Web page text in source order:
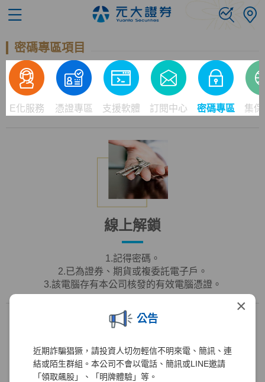
×
公告
近期詐騙猖獗，請投資人切勿輕信不明來電、簡訊、連
結或陌生群組。本公司不會以電話、簡訊或LINE邀請
「領取飆股」、「明牌體驗」等。
密碼專區項目
E化服務 憑證專區 支援軟體 訂閱中心 密碼專區 集
線上解鎖
1.記得密碼。
2.已為證券、期貨或複委託電子戶。
3.該電腦存有本公司核發的有效電腦憑證。